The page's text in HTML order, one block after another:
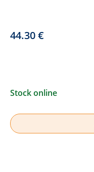
44.30€
Stock online